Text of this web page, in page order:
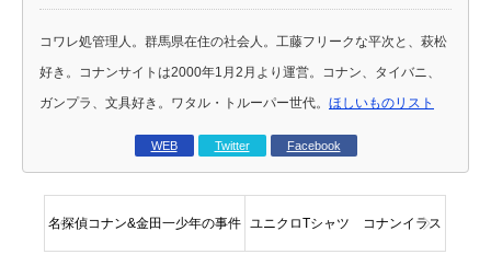
コワレ処管理人。群馬県在住の社会人。工藤フリークな平次と、萩松
好き。コナンサイトは2000年1月2月より運営。コナン、タイバニ、
ガンプラ、文具好き。ワタル・トルーパー世代。 ほしいものリスト
WEB Twitter Facebook
名探偵コナン&金田一少年の事件 ユニクロTシャツ コナンイラス